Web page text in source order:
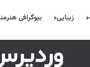
زیبایی بیوگرافی